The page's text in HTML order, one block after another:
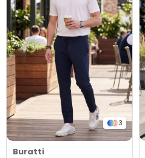
3
Buratti